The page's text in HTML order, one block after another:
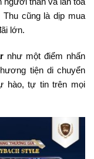
cũng là dịp mua
lớn.
như một điểm nhấn
tiện di chuyển
hào, tự tin trên mọi